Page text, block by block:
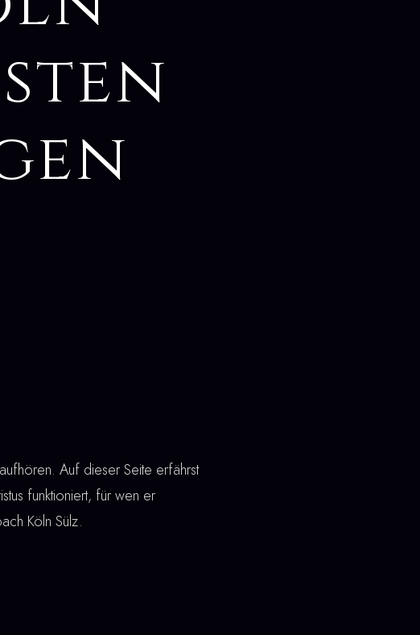
Auf dieser Seite erfährst
funktioniert, für wen er
Köln Sülz.